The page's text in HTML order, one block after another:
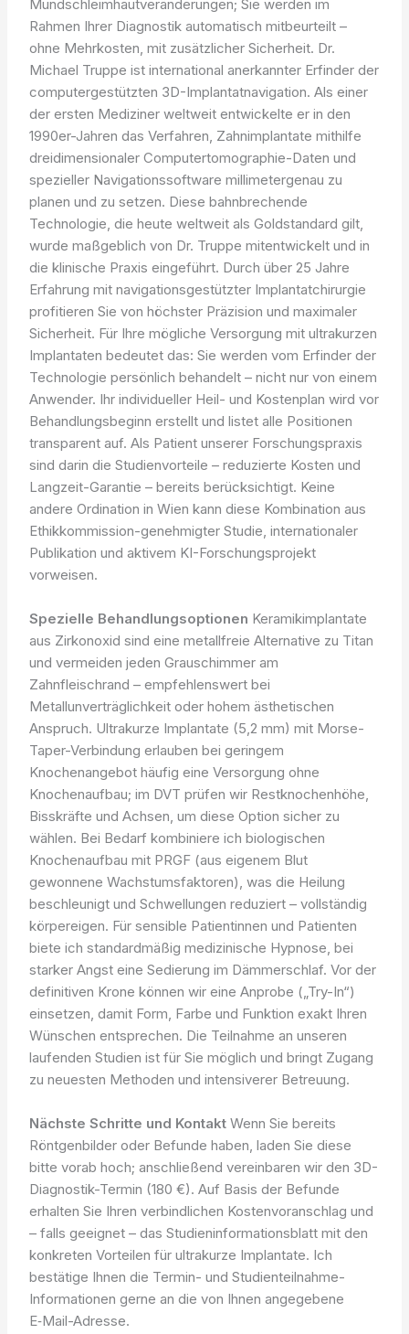
Mundschleimhautveränderungen; Sie werden im
Rahmen Ihrer Diagnostik automatisch mitbeurteilt –
ohne Mehrkosten, mit zusätzlicher Sicherheit. Dr.
Michael Truppe ist international anerkannter Erfinder der
computergestützten 3D-Implantatnavigation. Als einer
der ersten Mediziner weltweit entwickelte er in den
1990er-Jahren das Verfahren, Zahnimplantate mithilfe
dreidimensionaler Computertomographie-Daten und
spezieller Navigationssoftware millimetergenau zu
planen und zu setzen. Diese bahnbrechende
Technologie, die heute weltweit als Goldstandard gilt,
wurde maßgeblich von Dr. Truppe mitentwickelt und in
die klinische Praxis eingeführt. Durch über 25 Jahre
Erfahrung mit navigationsgestützter Implantatchirurgie
profitieren Sie von höchster Präzision und maximaler
Sicherheit. Für Ihre mögliche Versorgung mit ultrakurzen
Implantaten bedeutet das: Sie werden vom Erfinder der
Technologie persönlich behandelt – nicht nur von einem
Anwender. Ihr individueller Heil- und Kostenplan wird vor
Behandlungsbeginn erstellt und listet alle Positionen
transparent auf. Als Patient unserer Forschungspraxis
sind darin die Studienvorteile – reduzierte Kosten und
Langzeit-Garantie – bereits berücksichtigt. Keine
andere Ordination in Wien kann diese Kombination aus
Ethikkommission-genehmigter Studie, internationaler
Publikation und aktivem KI-Forschungsprojekt
vorweisen.
Spezielle Behandlungsoptionen Keramikimplantate
aus Zirkonoxid sind eine metallfreie Alternative zu Titan
und vermeiden jeden Grauschimmer am
Zahnfleischrand – empfehlenswert bei
Metallunverträglichkeit oder hohem ästhetischen
Anspruch. Ultrakurze Implantate (5,2 mm) mit Morse-
Taper-Verbindung erlauben bei geringem
Knochenangebot häufig eine Versorgung ohne
Knochenaufbau; im DVT prüfen wir Restknochenhöhe,
Bisskräfte und Achsen, um diese Option sicher zu
wählen. Bei Bedarf kombiniere ich biologischen
Knochenaufbau mit PRGF (aus eigenem Blut
gewonnene Wachstumsfaktoren), was die Heilung
beschleunigt und Schwellungen reduziert – vollständig
körpereigen. Für sensible Patientinnen und Patienten
biete ich standardmäßig medizinische Hypnose, bei
starker Angst eine Sedierung im Dämmerschlaf. Vor der
definitiven Krone können wir eine Anprobe („Try-In“)
einsetzen, damit Form, Farbe und Funktion exakt Ihren
Wünschen entsprechen. Die Teilnahme an unseren
laufenden Studien ist für Sie möglich und bringt Zugang
zu neuesten Methoden und intensiverer Betreuung.
Nächste Schritte und Kontakt Wenn Sie bereits
Röntgenbilder oder Befunde haben, laden Sie diese
bitte vorab hoch; anschließend vereinbaren wir den 3D-
Diagnostik-Termin (180 €). Auf Basis der Befunde
erhalten Sie Ihren verbindlichen Kostenvoranschlag und
– falls geeignet – das Studieninformationsblatt mit den
konkreten Vorteilen für ultrakurze Implantate. Ich
bestätige Ihnen die Termin- und Studienteilnahme-
Informationen gerne an die von Ihnen angegebene
E‑Mail-Adresse.